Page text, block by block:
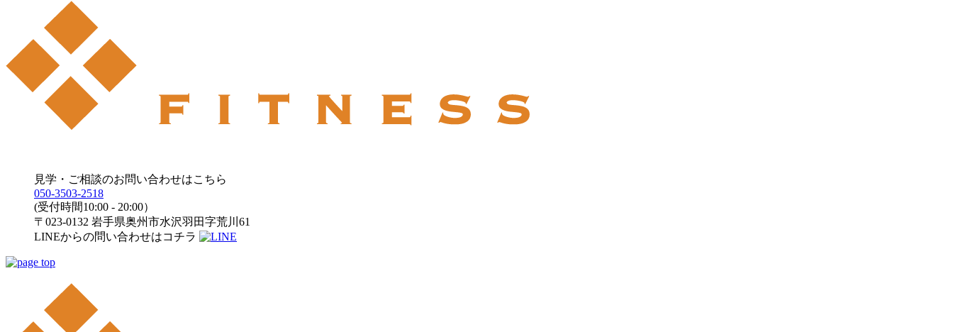
見学・ご相談のお問い合わせはこちら
050-3503-2518
(受付時間10:00 - 20:00）
〒023-0132 岩手県奥州市水沢羽田字荒川61
LINEからの問い合わせはコチラ